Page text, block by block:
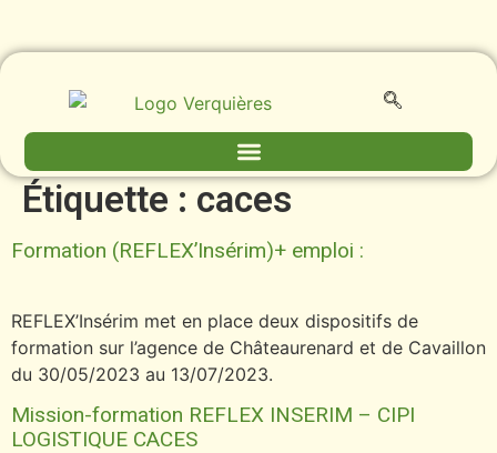
Étiquette : caces
Formation (REFLEX’Insérim)+ emploi :
REFLEX’Insérim met en place deux dispositifs de
formation sur l’agence de Châteaurenard et de Cavaillon
du 30/05/2023 au 13/07/2023.
Mission-formation REFLEX INSERIM – CIPI
LOGISTIQUE CACES